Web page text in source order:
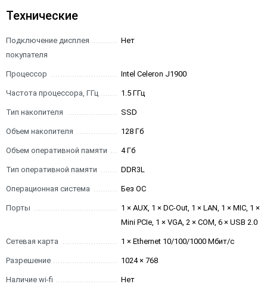
Технические
Подключение дисплея
покупателя
Нет
Процессор Intel Celeron J1900
Частота процессора, ГГц 1.5 ГГц
Тип накопителя SSD
Объем накопителя 128 Гб
Объем оперативной памяти 4 Гб
Тип оперативной памяти DDR3L
Операционная система Без ОС
Порты
1 × AUX, 1 × DC-Out, 1 × LAN, 1 × MIC, 1 ×
Mini PCIe, 1 × VGA, 2 × COM, 6 × USB 2.0
Сетевая карта 1 × Ethernet 10/100/1000 Мбит/с
Разрешение 1024 × 768
Наличие wi-fi Нет